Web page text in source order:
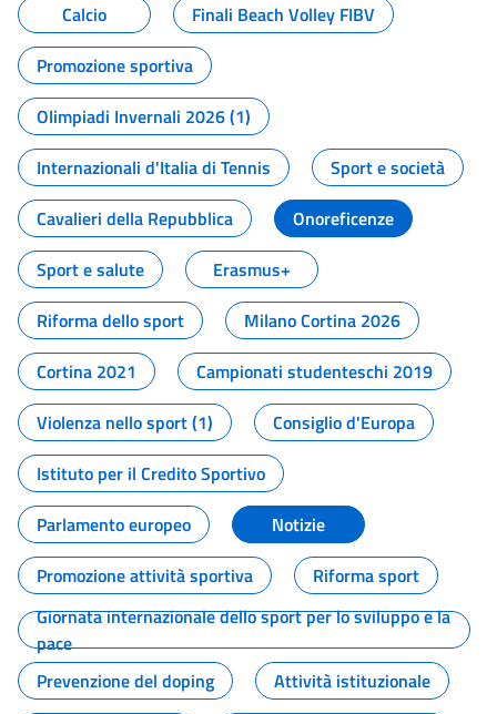
Calcio
Finali Beach Volley FIBV
Promozione sportiva
Olimpiadi Invernali 2026 (1)
Internazionali d'Italia di Tennis
Sport e società
Cavalieri della Repubblica
Onoreficenze
Sport e salute
Erasmus+
Riforma dello sport
Milano Cortina 2026
Cortina 2021
Campionati studenteschi 2019
Violenza nello sport (1)
Consiglio d'Europa
Istituto per il Credito Sportivo
Parlamento europeo
Notizie
Promozione attività sportiva
Riforma sport
Giornata internazionale dello sport per lo sviluppo e la
pace
Prevenzione del doping
Attività istituzionale